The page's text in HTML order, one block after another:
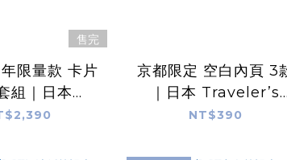
售完
限量款 卡片
組｜日本
Notebook
京都限定 空白內頁 3
｜日本 Traveler’s
Notebook 旅人筆記本
NT$390